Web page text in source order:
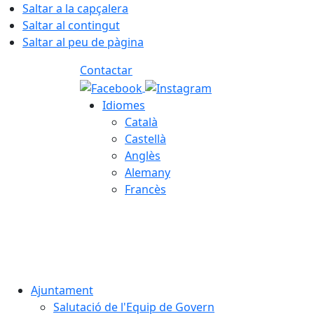
Saltar a la capçalera
Saltar al contingut
Saltar al peu de pàgina
Contactar
Idiomes
Català
Castellà
Anglès
Alemany
Francès
Ajuntament
Salutació de l'Equip de Govern